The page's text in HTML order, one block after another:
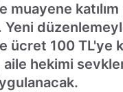
muayene katılım
ücret 100 TL'ye
hekimi